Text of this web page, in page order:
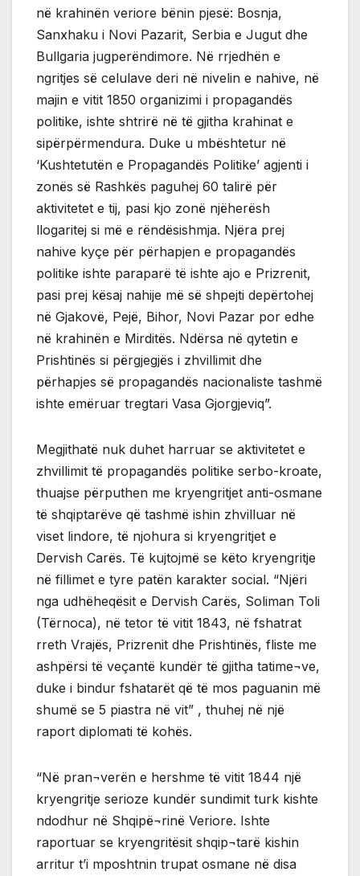
në krahinën veriore bënin pjesë: Bosnja,
Sanxhaku i Novi Pazarit, Serbia e Jugut dhe
Bullgaria jugperëndimore. Në rrjedhën e
ngritjes së celulave deri në nivelin e nahive, në
majin e vitit 1850 organizimi i propagandës
politike, ishte shtrirë në të gjitha krahinat e
sipërpërmendura. Duke u mbështetur në
‘Kushtetutën e Propagandës Politike’ agjenti i
zonës së Rashkës paguhej 60 talirë për
aktivitetet e tij, pasi kjo zonë njëherësh
llogaritej si më e rëndësishmja. Njëra prej
nahive kyçe për përhapjen e propagandës
politike ishte paraparë të ishte ajo e Prizrenit,
pasi prej kësaj nahije më së shpejti depërtohej
në Gjakovë, Pejë, Bihor, Novi Pazar por edhe
në krahinën e Mirditës. Ndërsa në qytetin e
Prishtinës si përgjegjës i zhvillimit dhe
përhapjes së propagandës nacionaliste tashmë
ishte emëruar tregtari Vasa Gjorgjeviq”.
Megjithatë nuk duhet harruar se aktivitetet e
zhvillimit të propagandës politike serbo-kroate,
thuajse përputhen me kryengritjet anti-osmane
të shqiptarëve që tashmë ishin zhvilluar në
viset lindore, të njohura si kryengritjet e
Dervish Carës. Të kujtojmë se këto kryengritje
në fillimet e tyre patën karakter social. “Njëri
nga udhëheqësit e Dervish Carës, Soliman Toli
(Tërnoca), në tetor të vitit 1843, në fshatrat
rreth Vrajës, Prizrenit dhe Prishtinës, fliste me
ashpërsi të veçantë kundër të gjitha tatime¬ve,
duke i bindur fshatarët që të mos paguanin më
shumë se 5 piastra në vit” , thuhej në një
raport diplomati të kohës.
“Në pran¬verën e hershme të vitit 1844 një
kryengritje serioze kundër sundimit turk kishte
ndodhur në Shqipë¬rinë Veriore. Ishte
raportuar se kryengritësit shqip¬tarë kishin
arritur t’i mposhtnin trupat osmane në disa